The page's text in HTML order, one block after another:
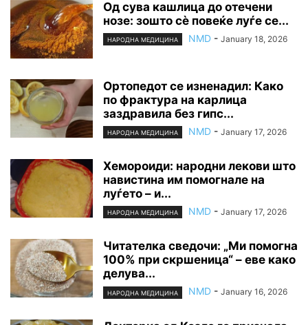
Од сува кашлица до отечени
нозе: зошто сè повеќе луѓе се...
НАРОДНА МЕДИЦИНА NMD - January 18, 2026
Ортопедот се изненадил: Како
по фрактура на карлица
заздравила без гипс...
НАРОДНА МЕДИЦИНА NMD - January 17, 2026
Хемороиди: народни лекови што
навистина им помогнале на
луѓето – и...
НАРОДНА МЕДИЦИНА NMD - January 17, 2026
Читателка сведочи: „Ми помогна
100% при скршеница“ – еве како
делува...
НАРОДНА МЕДИЦИНА NMD - January 16, 2026